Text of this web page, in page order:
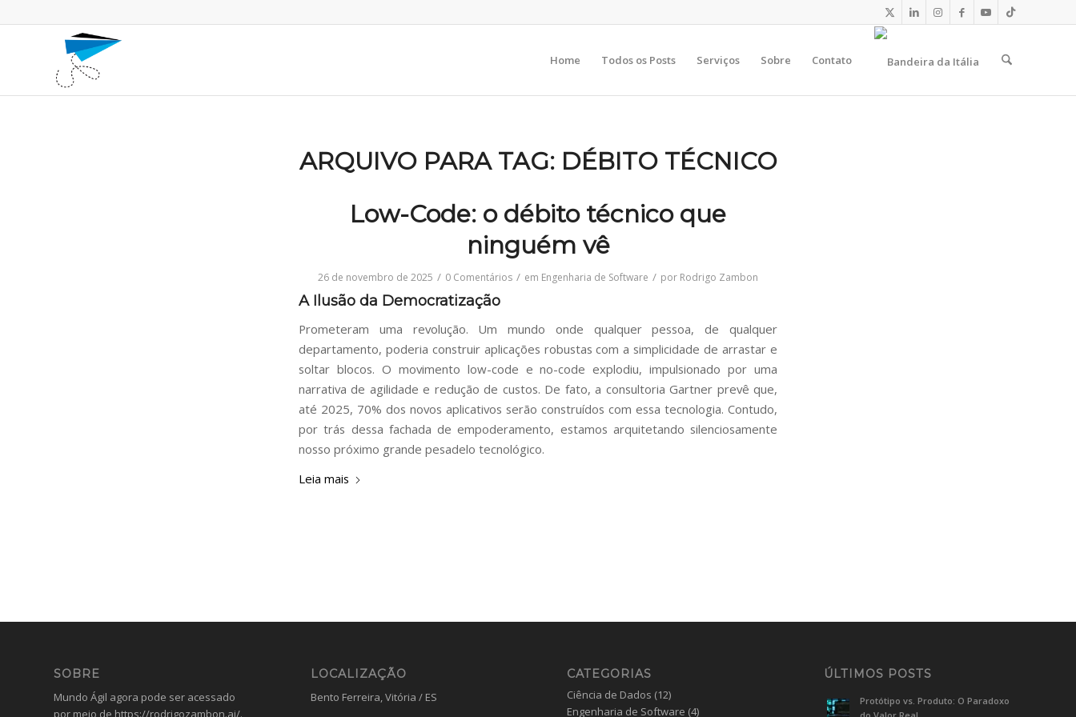
Home Todos os Posts Serviços Sobre Contato
ARQUIVO PARA TAG: DÉBITO TÉCNICO
Low-Code: o débito técnico que
ninguém vê
26 de novembro de 2025 / 0 Comentários / em Engenharia de Software / por Rodrigo Zambon
A Ilusão da Democratização
Prometeram uma revolução. Um mundo onde qualquer pessoa, de qualquer
departamento, poderia construir aplicações robustas com a simplicidade de arrastar e
soltar blocos. O movimento low-code e no-code explodiu, impulsionado por uma
narrativa de agilidade e redução de custos. De fato, a consultoria Gartner prevê que,
até 2025, 70% dos novos aplicativos serão construídos com essa tecnologia. Contudo,
por trás dessa fachada de empoderamento, estamos arquitetando silenciosamente
nosso próximo grande pesadelo tecnológico.
Leia mais
SOBRE
Mundo Ágil agora pode ser acessado
por meio de https://rodrigozambon.ai/.
LOCALIZAÇÃO
Bento Ferreira, Vitória / ES
CATEGORIAS
Ciência de Dados (12)
Engenharia de Software (4)
ÚLTIMOS POSTS
Protótipo vs. Produto: O Paradoxo